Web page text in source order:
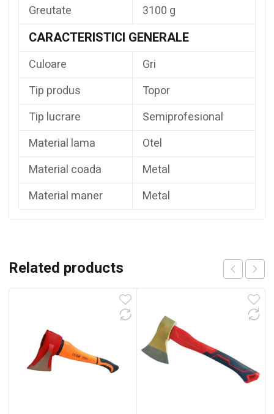
Greutate
3100 g
CARACTERISTICI GENERALE
Culoare
Gri
Tip produs
Topor
Tip lucrare
Semiprofesional
Material lama
Otel
Material coada
Metal
Material maner
Metal
Related products